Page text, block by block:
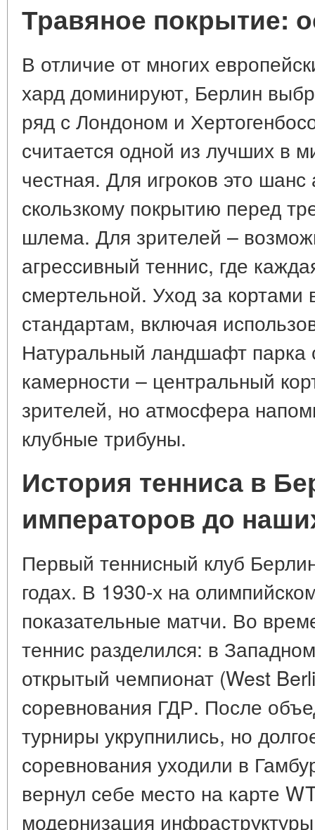
Травяное покрытие:
В отличие от многих
хард доминируют, Берлин
ряд с Лондоном и
считается одной из лучших в
честная. Для игроков это шанс
скользкому покрытию перед
шлема. Для зрителей –
агрессивный теннис, где
смертельной. Уход за кортами
стандартам, включая
Натуральный ландшафт
камерности – центральный
зрителей, но атмосфера
клубные трибуны.
История тенниса в
императоров до
Первый теннисный клуб
годах. В 1930-х на
показательные матчи. Во
теннис разделился: в
открытый чемпионат (West
соревнования ГДР. После
турниры укрупнились, но
соревнования уходили в
вернул себе место на карте
модернизация